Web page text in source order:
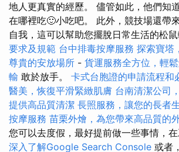
地人更真實的經歷。 儘管如此，他們知
在哪裡吃🙂小吃吧。 此外，競技場還帶
自我，這可以幫助您擺脫日常生活的松
要求及規範 台中排毒按摩服務 探索寶塔
尊貴的安放場所 - 貨運服務全方位，輕
輸 敢於放手。 卡式台胞證的申請流程和
醫美，恢復平滑緊緻肌膚 台南清潔公司
提供高品質清潔 長照服務，讓您的長者
按摩服務 苗栗外燴，為您帶來高品質的
您可以去度假，最好提前做一些事情，在
深入了解Google Search Console 或者